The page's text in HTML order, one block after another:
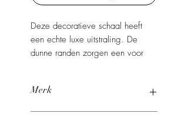
Deze decoratieve schaal heeft
een echte luxe uitstraling. De
dunne randen zorgen een voor
ontwerp past de schaal moeiteloos
Merk